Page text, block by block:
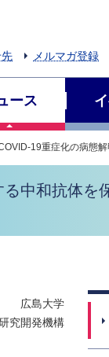
メルマガ登録
ース
19重症化の病態
る中和抗体
広島大学
究開発機構